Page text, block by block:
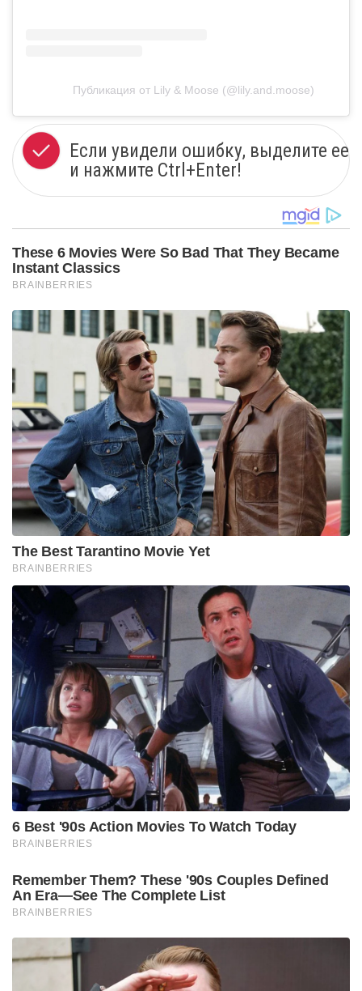
Публикация от Lily & Moose (@lily.and.moose)
Если увидели ошибку, выделите ее
и нажмите Ctrl+Enter!
These 6 Movies Were So Bad That They Became
Instant Classics
BRAINBERRIES
The Best Tarantino Movie Yet
BRAINBERRIES
6 Best '90s Action Movies To Watch Today
BRAINBERRIES
Remember Them? These '90s Couples Defined
An Era—See The Complete List
BRAINBERRIES